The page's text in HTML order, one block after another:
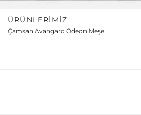
ÜRÜNLERIMIZ
Çamsan Avangard Odeon Meşe